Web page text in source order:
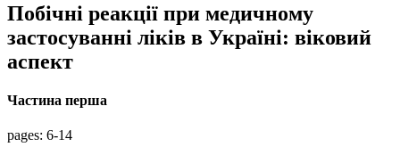
Побічні реакції при медичному
застосуванні ліків в Україні: віковий
аспект
Частина перша
pages: 6-14